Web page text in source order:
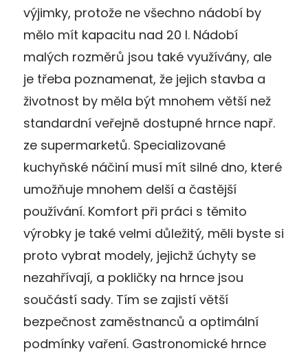
výjimky, protože ne všechno nádobí by
mělo mít kapacitu nad 20 l. Nádobí
malých rozměrů jsou také využívány, ale
je třeba poznamenat, že jejich stavba a
životnost by měla být mnohem větší než
standardní veřejně dostupné hrnce např.
ze supermarketů. Specializované
kuchyňské náčiní musí mít silné dno, které
umožňuje mnohem delší a častější
používání. Komfort při práci s těmito
výrobky je také velmi důležitý, měli byste si
proto vybrat modely, jejichž úchyty se
nezahřívají, a pokličky na hrnce jsou
součástí sady. Tím se zajistí větší
bezpečnost zaměstnanců a optimální
podmínky vaření. Gastronomické hrnce